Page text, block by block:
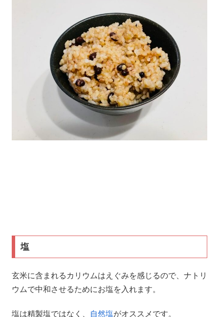
塩
玄米に含まれるカリウムはえぐみを感じるので、ナトリ
ウムで中和させるためにお塩を入れます。
塩は精製塩ではなく、 自然塩がオススメです。